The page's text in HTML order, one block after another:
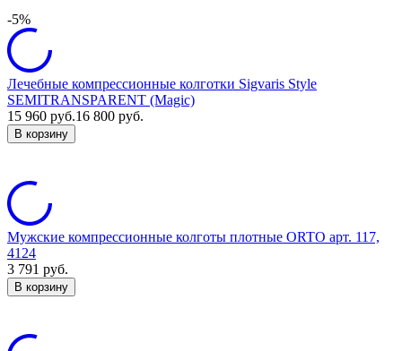
-5%
Лечебные компрессионные колготки Sigvaris Style
SEMITRANSPARENT (Magic)
15 960 руб.16 800 руб.
В корзину
Мужские компрессионные колготы плотные ORTO арт. 117,
4124
3 791 руб.
В корзину